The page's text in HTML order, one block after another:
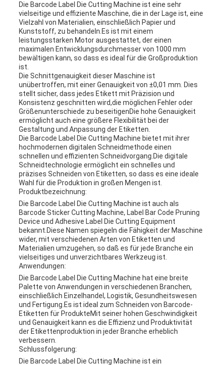
Die Barcode Label Die Cutting Machine ist eine sehr
vielseitige und effiziente Maschine, die in der Lage ist, eine
Vielzahl von Materialien, einschließlich Papier und
Kunststoff, zu behandeln.Es ist mit einem
leistungsstarken Motor ausgestattet, der einen
maximalen Entwicklungsdurchmesser von 1000 mm
bewältigen kann, so dass es ideal für die Großproduktion
ist.
Die Schnittgenauigkeit dieser Maschine ist
unübertroffen, mit einer Genauigkeit von ±0,01 mm. Dies
stellt sicher, dass jedes Etikett mit Präzision und
Konsistenz geschnitten wird,die möglichen Fehler oder
Größenunterschiede zu beseitigenDie hohe Genauigkeit
ermöglicht auch eine größere Flexibilität bei der
Gestaltung und Anpassung der Etiketten.
Die Barcode Label Die Cutting Machine bietet mit ihrer
hochmodernen digitalen Schneidmethode einen
schnellen und effizienten Schneidvorgang.Die digitale
Schneidtechnologie ermöglicht ein schnelles und
präzises Schneiden von Etiketten, so dass es eine ideale
Wahl für die Produktion in großen Mengen ist.
Produktbezeichnung:
Die Barcode Label Die Cutting Machine ist auch als
Barcode Sticker Cutting Machine, Label Bar Code Pruning
Device und Adhesive Label Die Cutting Equipment
bekannt.Diese Namen spiegeln die Fähigkeit der Maschine
wider, mit verschiedenen Arten von Etiketten und
Materialien umzugehen, so daß es für jede Branche ein
vielseitiges und unverzichtbares Werkzeug ist.
Anwendungen:
Die Barcode Label Die Cutting Machine hat eine breite
Palette von Anwendungen in verschiedenen Branchen,
einschließlich Einzelhandel, Logistik, Gesundheitswesen
und Fertigung.Es ist ideal zum Schneiden von Barcode-
Etiketten für ProdukteMit seiner hohen Geschwindigkeit
und Genauigkeit kann es die Effizienz und Produktivität
der Etikettenproduktion in jeder Branche erheblich
verbessern.
Schlussfolgerung:
Die Barcode Label Die Cutting Machine ist ein